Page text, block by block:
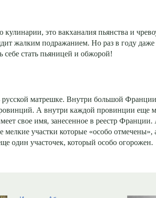
это вакханалия пьянства и
жалким подражанием. Но раз в году
себе стать пьяницей и обжорой!
матрешке. Внутри большой Франции
А внутри каждой провинции еще
свое имя, занесенное в реестр Франции.
мелкие участки которые «особо отмечены»,
один участочек, который особо огорожен.